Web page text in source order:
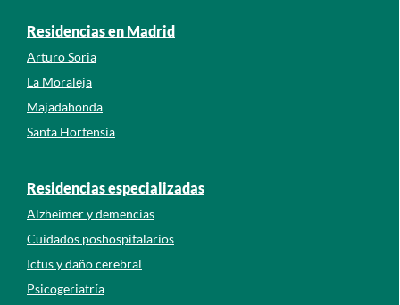
Residencias en Madrid
Arturo Soria
La Moraleja
Majadahonda
Santa Hortensia
Residencias especializadas
Alzheimer y demencias
Cuidados poshospitalarios
Ictus y daño cerebral
Psicogeriatría